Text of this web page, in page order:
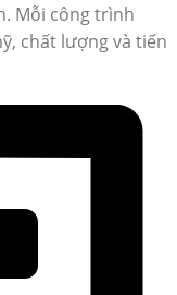
Mỗi công trình
chất lượng và tiến